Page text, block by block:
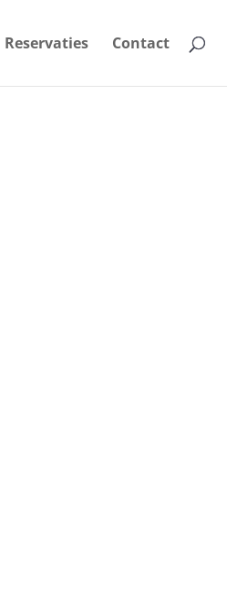
Reservaties Contact